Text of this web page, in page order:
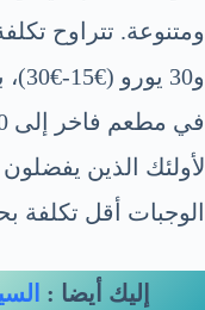
لأولئك الذين
الوجبات أقل تكلفة بحوالي 10 يورو
إليك أيضا :